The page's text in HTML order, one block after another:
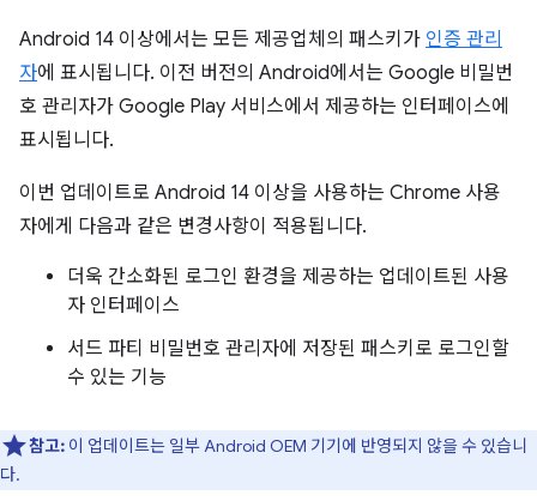
Android 14 이상에서는 모든 제공업체의 패스키가 인증 관리
자에 표시됩니다. 이전 버전의 Android에서는 Google 비밀번
호 관리자가 Google Play 서비스에서 제공하는 인터페이스에
표시됩니다.
이번 업데이트로 Android 14 이상을 사용하는 Chrome 사용
자에게 다음과 같은 변경사항이 적용됩니다.
더욱 간소화된 로그인 환경을 제공하는 업데이트된 사용
자 인터페이스
서드 파티 비밀번호 관리자에 저장된 패스키로 로그인할
수 있는 기능
참고: 이 업데이트는 일부 Android OEM 기기에 반영되지 않을 수 있습니
다.